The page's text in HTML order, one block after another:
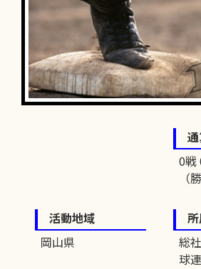
0戦
（
活動地域
岡山県
総
球